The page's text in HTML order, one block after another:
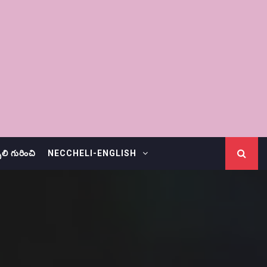
గురించి NECCHELI-ENGLISH